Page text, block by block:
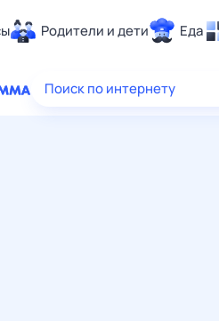
Родители и дети Еда
Здоровье
Поиск по интернету